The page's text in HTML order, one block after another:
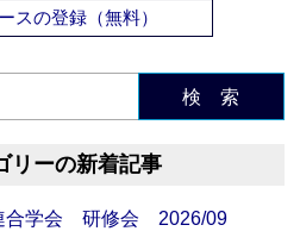
スの登録（無料）
検 索
リーの新着記事
合学会 研修会 2026/09